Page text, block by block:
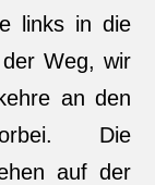
links in die
Weg, wir
an den
Die
auf der